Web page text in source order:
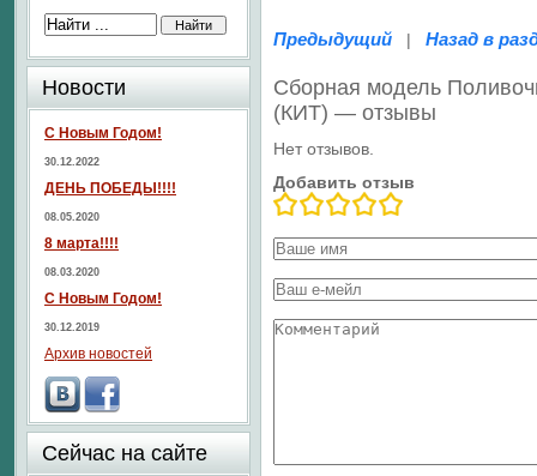
Предыдущий | Назад в
Сборная модель
(КИТ) — отзывы
Нет отзывов.
Добавить отзыв
Новости
С Новым Годом!
30.12.2022
ДЕНЬ ПОБЕДЫ!!!!
08.05.2020
8 марта!!!!
08.03.2020
С Новым Годом!
30.12.2019
Архив новостей
Сейчас на сайте